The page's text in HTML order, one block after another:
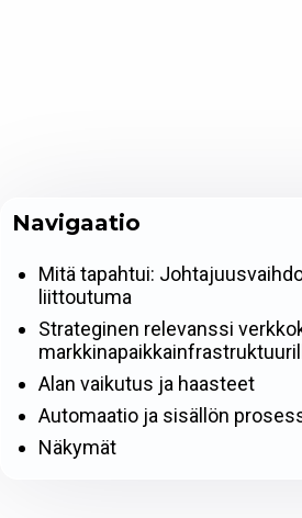
Navigaatio
Mitä tapahtui:
liittoutuma
Strateginen relevanssi
Alan vaikutus ja haasteet
Automaatio ja sisällön
Näkymät